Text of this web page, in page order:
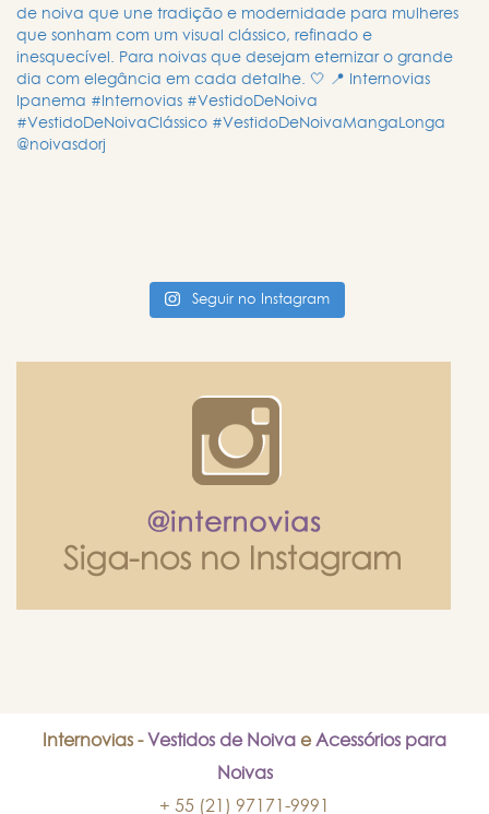
Seguir no Instagram
Internovias - Vestidos de Noiva e Acessórios para
Noivas
+ 55 (21) 97171-9991